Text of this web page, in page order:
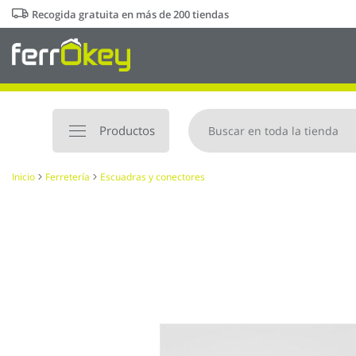
Ir
al
contenido
Recogida gratuita en más de 200 tiendas
Productos
Inicio Ferretería Escuadras y conectores